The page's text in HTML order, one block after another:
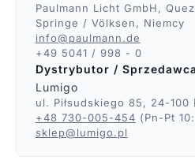
Paulmann Licht GmbH,
Springe / Völksen, Niemcy
info@paulmann.de
+49 5041 / 998 - 0
Dystrybutor / Sprzedawca
Lumigo
ul. Piłsudskiego 85, 24-100
+48 730-005-454 (Pn-Pt
sklep@lumigo.pl